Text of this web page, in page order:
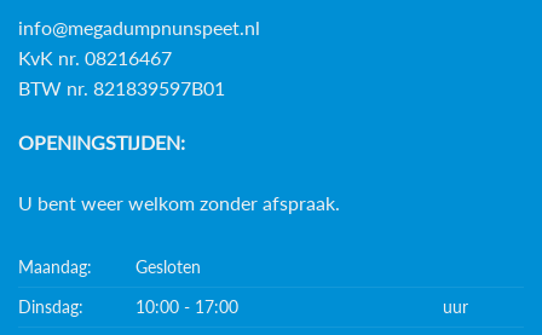
info@megadumpnunspeet.nl
KvK nr. 08216467
BTW nr. 821839597B01
OPENINGSTIJDEN:
U bent weer welkom zonder afspraak.
Maandag:
Gesloten
Dinsdag:
10:00 - 17:00
uur